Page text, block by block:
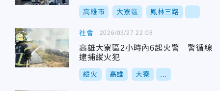
高雄市 大寮區 鳳林三路
社會
高雄大寮區2小時內6起火警 警循線
逮捕縱火犯
縱火 高雄 大寮
2026/03/27 22:08